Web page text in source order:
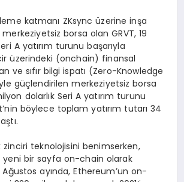
katmanı ZKsync üzerine inşa
borsa olan GRVT, 19
A yatırım turunu başarıyla
üzerindeki (onchain) finansal
ve sıfır bilgi ispatı (Zero-Knowledge
güçlendirilen merkeziyetsiz borsa
dolarlık Seri A yatırım turunu
böylece toplam yatırım tutarı 34
zinciri teknolojisini benimserken,
yeni bir sayfa on-chain olarak
Ağustos ayında, Ethereum’un on-